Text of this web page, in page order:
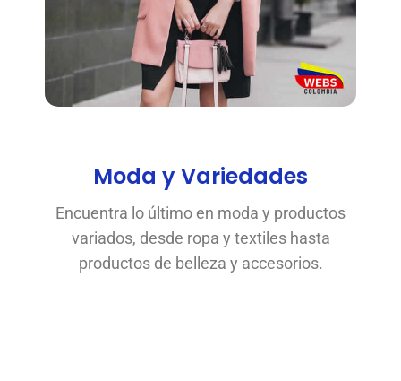
Moda y Variedades
Encuentra lo último en moda y productos
variados, desde ropa y textiles hasta
productos de belleza y accesorios.